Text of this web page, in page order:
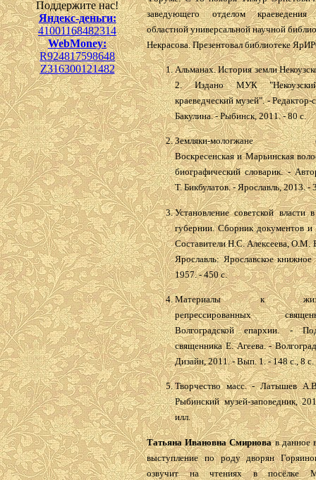
Поддержите нас!
Яндекс-деньги:
41001168482314
WebMoney:
R924817598648
Z316300121482
заведующего отделом краеведения
областной универсальной научной
Некрасова. Презентовал библиотеке
Альманах. История земли
2. Издано МУК
краеведческий музей". - Редактор-
Бакулина. - Рыбинск, 2011. - 80 с.
Земляки-мологжане
Воскресенская и Марьинская
биографический словарик. -
Т. Бикбулатов. - Ярославль, 2013. -
Установление советской власти
губернии. Сборник документов и
Составители Н.С. Алексеева, О.М.
Ярославль: Ярославское книжное
1957. - 450 с.
Материалы к
репрессированных
Волгоградской епархии. -
священника Е. Агеева. -
Дизайн, 2011. - Вып. 1. - 148 с., 8 с.
Творчество масс. - Латышев
Рыбинский музей-заповедник,
илл.
Татьяна Ивановна Смирновав данное
выступление по роду дворян
озвучит на чтениях в посёлке